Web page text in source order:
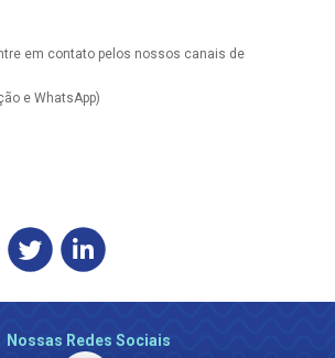
em contato pelos nossos canais de
e WhatsApp)
Nossas Redes Sociais